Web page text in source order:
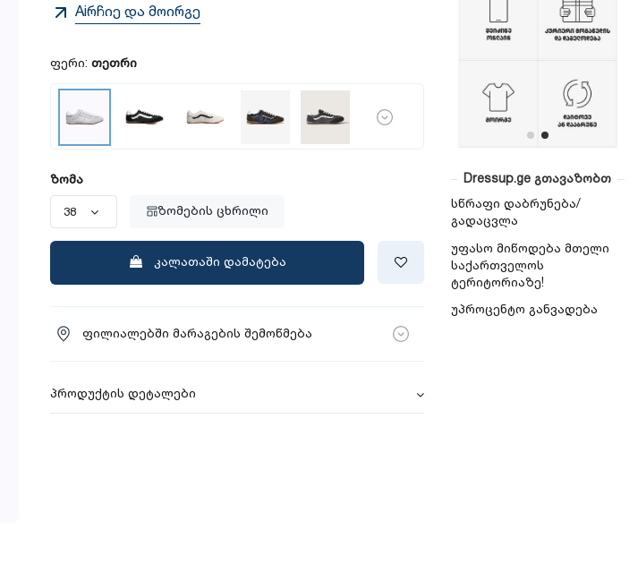
Aiრჩიე და მოირგე
ფერი: თეთრი
ზომა
ზომების ცხრილი
კალათაში დამატება
ფილიალებში მარაგების შემოწმება
პროდუქტის დეტალები
Dressup.ge გთავაზობთ
სწრაფი დაბრუნება/
გადაცვლა
უფასო მიწოდება მთელი
საქართველოს
ტერიტორიაზე!
უპროცენტო განვადება